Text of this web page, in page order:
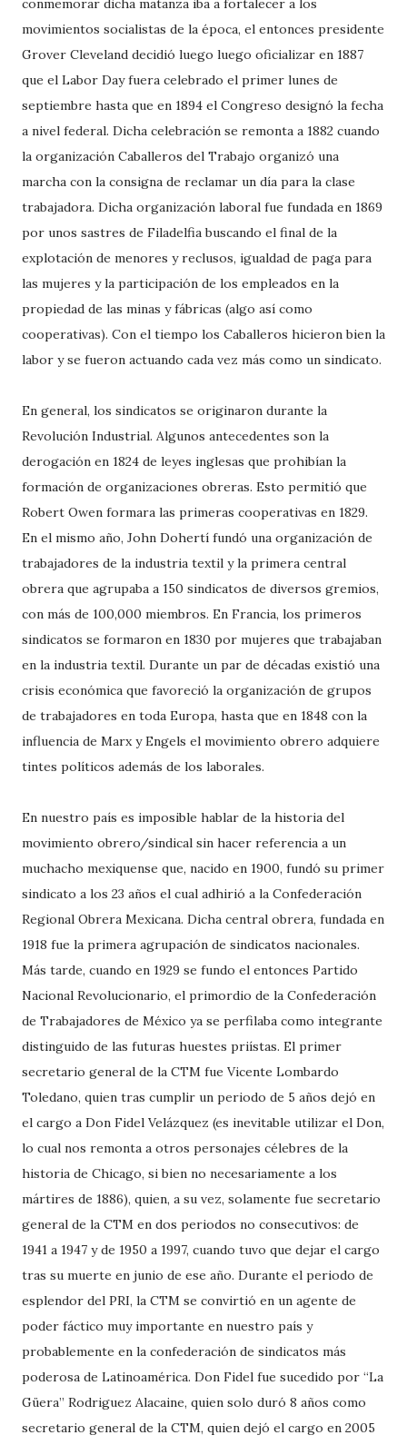
conmemorar dicha matanza iba a fortalecer a los
movimientos socialistas de la época, el entonces presidente
Grover Cleveland decidió luego luego oficializar en 1887
que el Labor Day fuera celebrado el primer lunes de
septiembre hasta que en 1894 el Congreso designó la fecha
a nivel federal. Dicha celebración se remonta a 1882 cuando
la organización Caballeros del Trabajo organizó una
marcha con la consigna de reclamar un día para la clase
trabajadora. Dicha organización laboral fue fundada en 1869
por unos sastres de Filadelfia buscando el final de la
explotación de menores y reclusos, igualdad de paga para
las mujeres y la participación de los empleados en la
propiedad de las minas y fábricas (algo así como
cooperativas). Con el tiempo los Caballeros hicieron bien la
labor y se fueron actuando cada vez más como un sindicato.
En general, los sindicatos se originaron durante la
Revolución Industrial. Algunos antecedentes son la
derogación en 1824 de leyes inglesas que prohibían la
formación de organizaciones obreras. Esto permitió que
Robert Owen formara las primeras cooperativas en 1829.
En el mismo año, John Dohertí fundó una organización de
trabajadores de la industria textil y la primera central
obrera que agrupaba a 150 sindicatos de diversos gremios,
con más de 100,000 miembros. En Francia, los primeros
sindicatos se formaron en 1830 por mujeres que trabajaban
en la industria textil. Durante un par de décadas existió una
crisis económica que favoreció la organización de grupos
de trabajadores en toda Europa, hasta que en 1848 con la
influencia de Marx y Engels el movimiento obrero adquiere
tintes políticos además de los laborales.
En nuestro país es imposible hablar de la historia del
movimiento obrero/sindical sin hacer referencia a un
muchacho mexiquense que, nacido en 1900, fundó su primer
sindicato a los 23 años el cual adhirió a la Confederación
Regional Obrera Mexicana. Dicha central obrera, fundada en
1918 fue la primera agrupación de sindicatos nacionales.
Más tarde, cuando en 1929 se fundo el entonces Partido
Nacional Revolucionario, el primordio de la Confederación
de Trabajadores de México ya se perfilaba como integrante
distinguido de las futuras huestes priístas. El primer
secretario general de la CTM fue Vicente Lombardo
Toledano, quien tras cumplir un periodo de 5 años dejó en
el cargo a Don Fidel Velázquez (es inevitable utilizar el Don,
lo cual nos remonta a otros personajes célebres de la
historia de Chicago, si bien no necesariamente a los
mártires de 1886), quien, a su vez, solamente fue secretario
general de la CTM en dos periodos no consecutivos: de
1941 a 1947 y de 1950 a 1997, cuando tuvo que dejar el cargo
tras su muerte en junio de ese año. Durante el periodo de
esplendor del PRI, la CTM se convirtió en un agente de
poder fáctico muy importante en nuestro país y
probablemente en la confederación de sindicatos más
poderosa de Latinoamérica. Don Fidel fue sucedido por “La
Güera” Rodriguez Alacaine, quien solo duró 8 años como
secretario general de la CTM, quien dejó el cargo en 2005